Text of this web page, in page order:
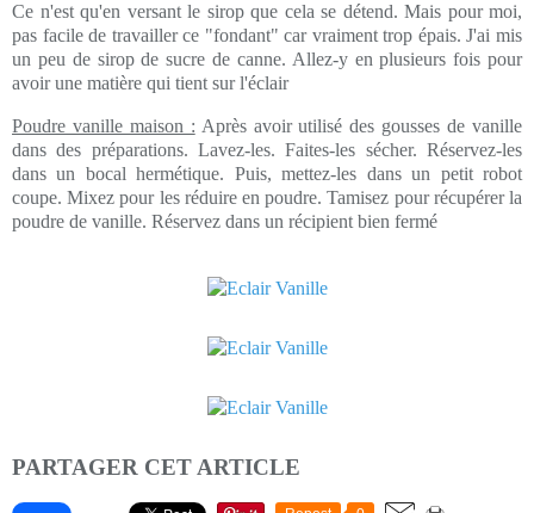
Ce n'est qu'en versant le sirop que cela se détend. Mais pour moi,
pas facile de travailler ce "fondant" car vraiment trop épais. J'ai mis
un peu de sirop de sucre de canne. Allez-y en plusieurs fois pour
avoir une matière qui tient sur l'éclair
Poudre vanille maison : Après avoir utilisé des gousses de vanille
dans des préparations. Lavez-les. Faites-les sécher. Réservez-les
dans un bocal hermétique. Puis, mettez-les dans un petit robot
coupe. Mixez pour les réduire en poudre. Tamisez pour récupérer la
poudre de vanille. Réservez dans un récipient bien fermé
PARTAGER CET ARTICLE